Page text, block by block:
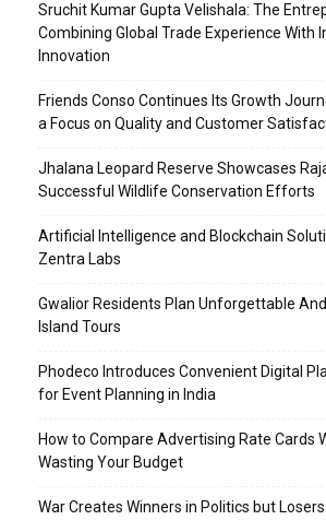
Sruchit Kumar Gupta Velishala: The
Combining Global Trade Experience With
Innovation
Friends Conso Continues Its Growth
a Focus on Quality and Customer
Jhalana Leopard Reserve Showcases
Successful Wildlife Conservation Efforts
Artificial Intelligence and Blockchain
Zentra Labs
Gwalior Residents Plan Unforgettable
Island Tours
Phodeco Introduces Convenient Digital
for Event Planning in India
How to Compare Advertising Rate Cards
Wasting Your Budget
War Creates Winners in Politics but